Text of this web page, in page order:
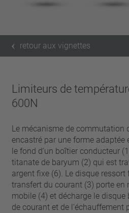
retour aux vignettes
Limiteurs de
600N
Le mécanisme de commutation
encastré par une forme
le fond d’un boîtier conducteur
titanate de baryum (2) qui est
argent fixe (6). Le disque ressort
transfert du courant (3) porte en
mobile (4) et décharge le
de courant et de l’échauffement